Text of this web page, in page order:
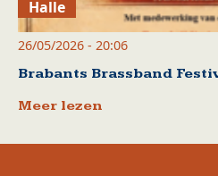
Halle
26/05/2026 - 20:06
Brabants Brassband
Meer lezen